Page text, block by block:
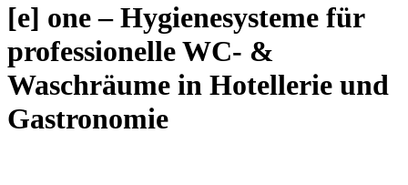
[e] one – Hygienesysteme für
professionelle WC- &
Waschräume in Hotellerie und
Gastronomie